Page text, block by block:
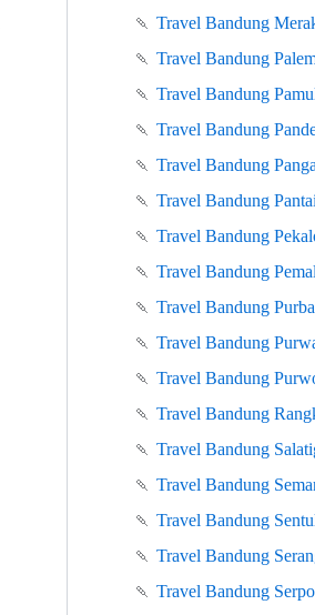
🍡 Travel Bandung
🍡 Travel Bandung
🍡 Travel Bandung
🍡 Travel Bandung
🍡 Travel Bandung
🍡 Travel Bandung
🍡 Travel Bandung
🍡 Travel Bandung
🍡 Travel Bandung
🍡 Travel Bandung
🍡 Travel Bandung
🍡 Travel Bandung
🍡 Travel Bandung
🍡 Travel Bandung
🍡 Travel Bandung
🍡 Travel Bandung
🍡 Travel Bandung